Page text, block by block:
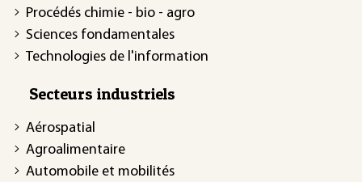
Procédés chimie - bio - agro
Sciences fondamentales
Technologies de l'information
Secteurs industriels
Aérospatial
Agroalimentaire
Automobile et mobilités